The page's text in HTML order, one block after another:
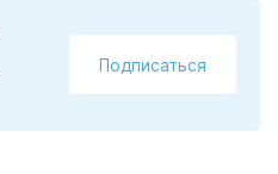
Подписаться